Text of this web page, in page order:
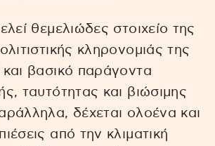
θεμελιώδες στοιχείο της
κληρονομιάς της
βασικό παράγοντα
ταυτότητας και βιώσιμης
δέχεται ολοένα και
από την κλιματική